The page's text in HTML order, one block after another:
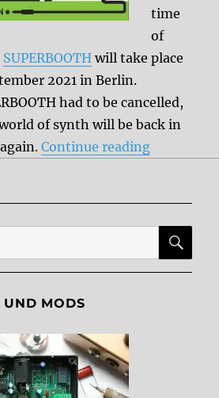
time
of
SUPERBOOTH will take place
2021 in Berlin.
had to be cancelled,
of synth will be back in
Continue reading
UND MODS